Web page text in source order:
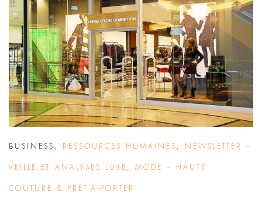
BUSINESS RESSOURCES HUMAINES NEWSLETTER –
VEILLE ET ANALYSES LUXE MODE – HAUTE
COUTURE & PRÊT-À-PORTER